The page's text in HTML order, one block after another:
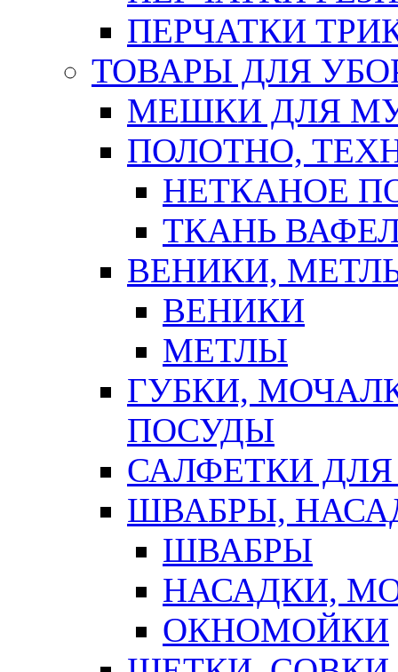
ПЕРЧАТКИ
ТОВАРЫ ДЛЯ
МЕШКИ ДЛЯ
ПОЛОТНО,
НЕТКАНОЕ
ТКАНЬ
ВЕНИКИ,
ВЕНИКИ
МЕТЛЫ
ГУБКИ,
ПОСУДЫ
САЛФЕТКИ
ШВАБРЫ,
ШВАБРЫ
НАСАДКИ,
ОКНОМОЙКИ